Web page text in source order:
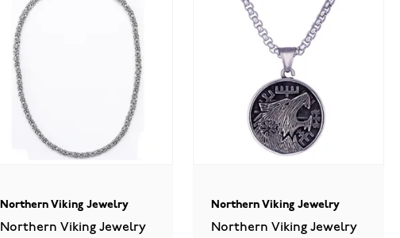
Northern Viking Jewelry
Northern Viking Jewelry
Northern Viking Jewelry
Northern Viking Jewelry